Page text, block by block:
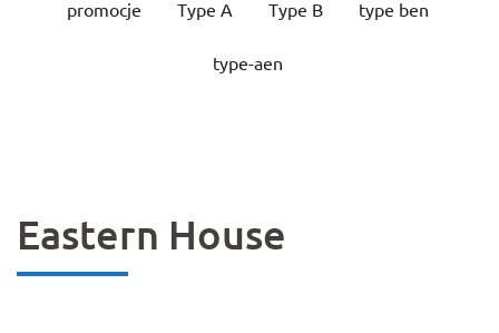
promocje Type A Type B type ben
type-aen
Eastern House